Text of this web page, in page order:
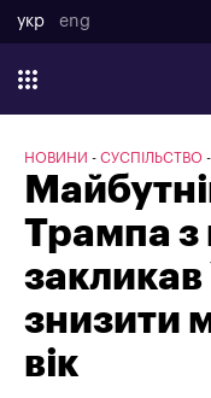
укр eng
НОВИНИ СУСПІЛЬСТВО
Трампа з
закликав
знизити
вік